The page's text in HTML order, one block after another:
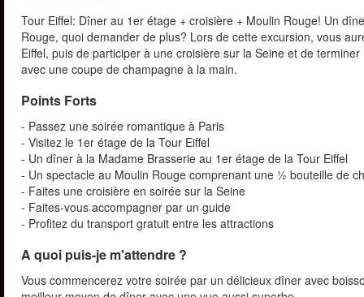
Tour Eiffel: Dîner au 1er étage + croisière + Moulin Rouge! Un
Rouge, quoi demander de plus? Lors de cette excursion, vous
Eiffel, puis de participer à une croisière sur la Seine et de
avec une coupe de champagne à la main.
Points Forts
- Passez une soirée romantique à Paris
- Visitez le 1er étage de la Tour Eiffel
- Un dîner à la Madame Brasserie au 1er étage de la Tour Eiffel
- Un spectacle au Moulin Rouge comprenant une ½ bouteille de
- Faites une croisière en soirée sur la Seine
- Faites-vous accompagner par un guide
- Profitez du transport gratuit entre les attractions
A quoi puis-je m'attendre ?
Vous commencerez votre soirée par un délicieux dîner avec